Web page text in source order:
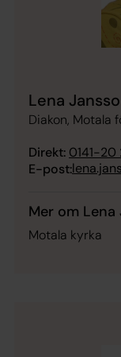
Lena
Diakon, Motala
Direkt: 0141-20
E-post:
Mer om Lena
Motala kyrka